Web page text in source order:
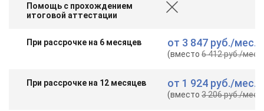
Помощь с прохождением
итоговой аттестации
При рассрочке на 6 месяцев от 3 847 руб./мес.
(вместо6 412 руб./мес.
При рассрочке на 12 месяцев от 1 924 руб./мес.
(вместо3 206 руб./мес.